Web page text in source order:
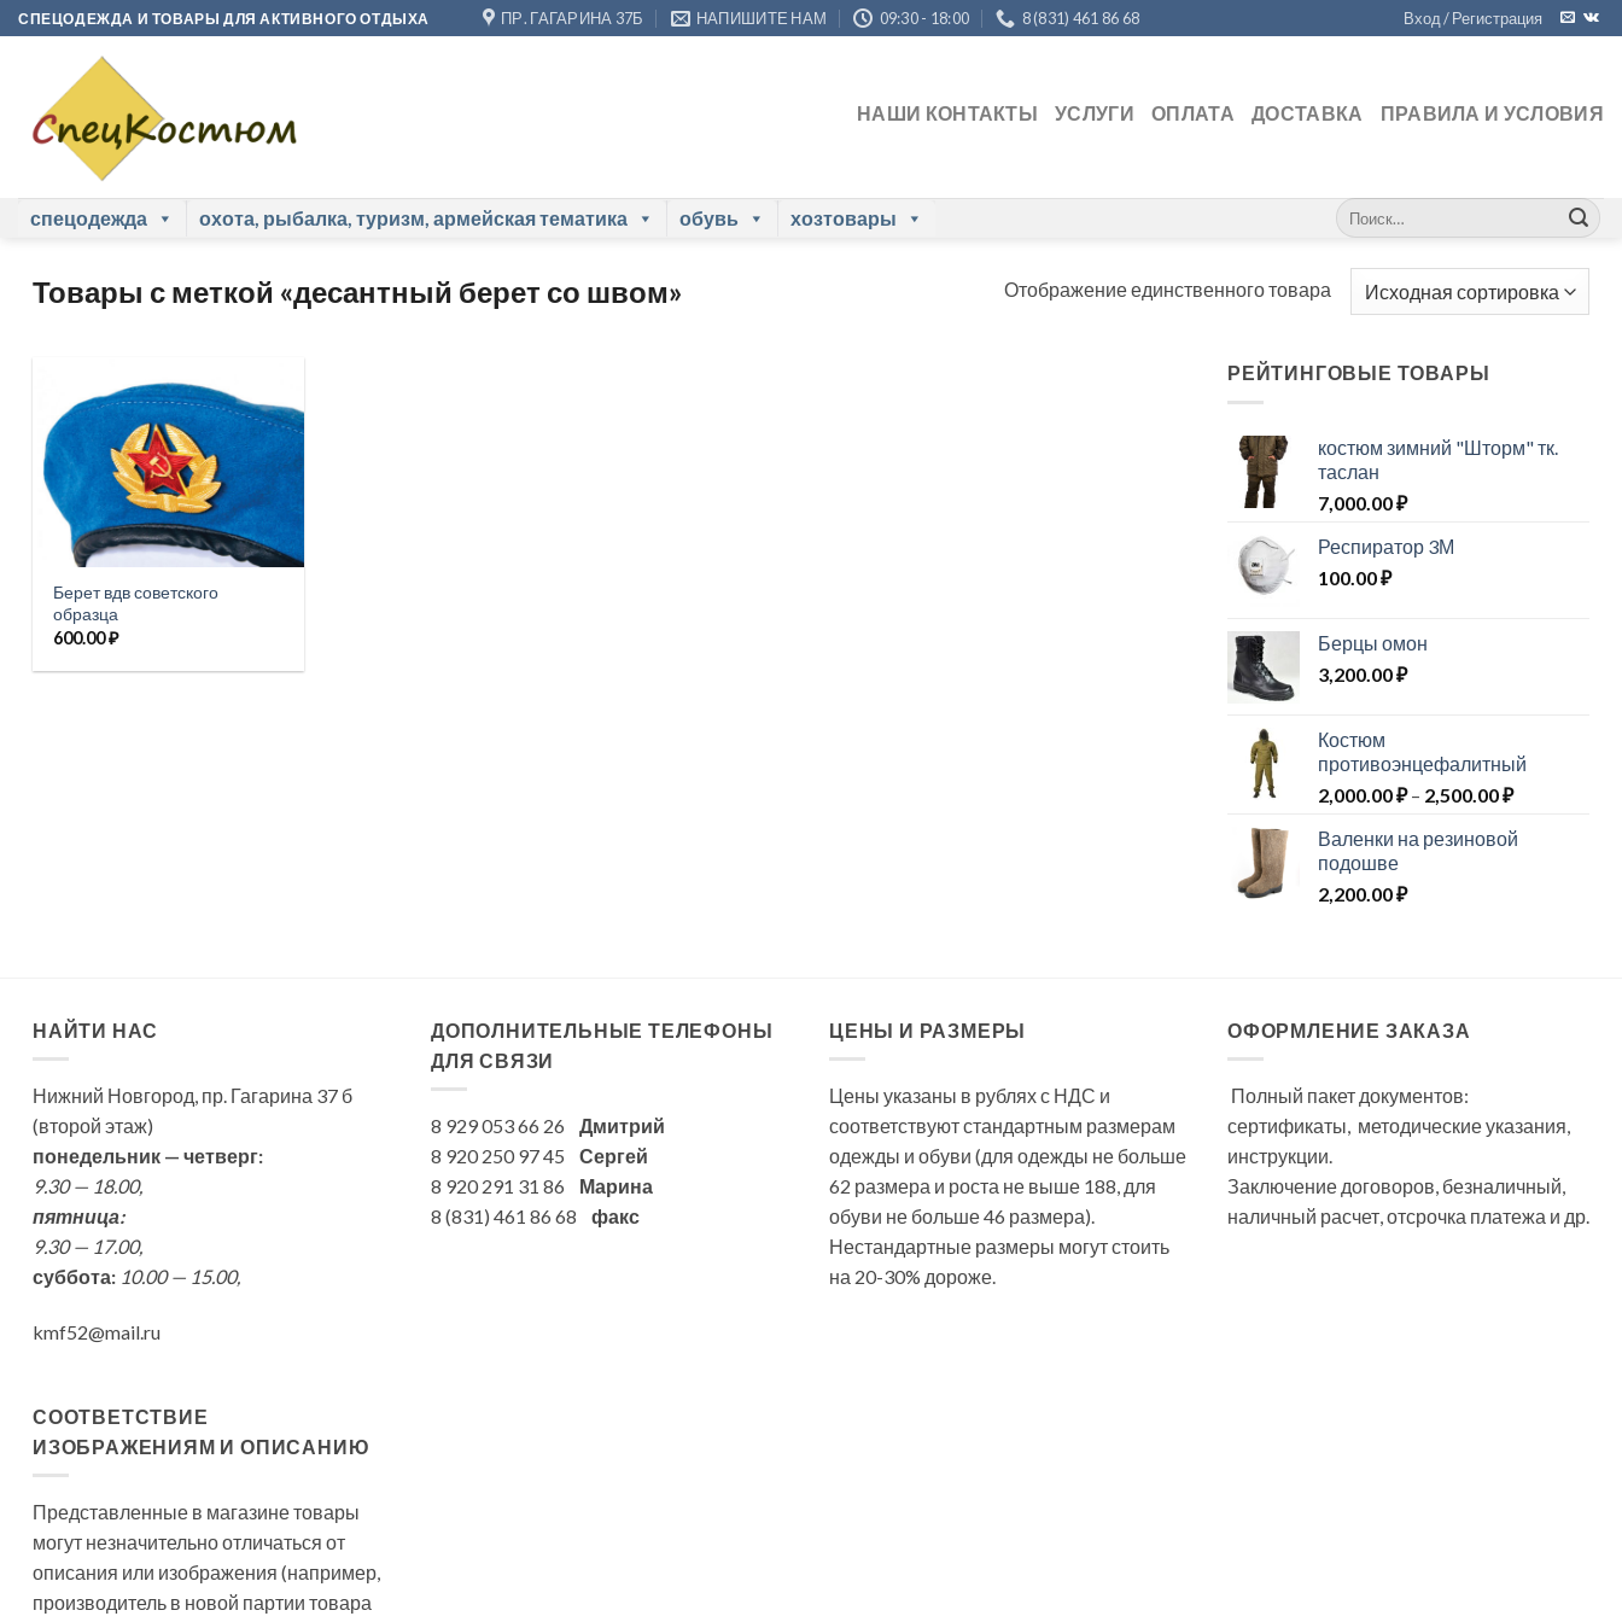
Skip
to
СПЕЦОДЕЖДА И ТОВАРЫ ДЛЯ АКТИВНОГО ОТДЫХА ПР. ГАГАРИНА 37Б НАПИШИТЕ НАМ 09:30 - 18:00 8 (831) 461 86 68 Вход / Регистрация
НАШИ КОНТАКТЫ УСЛУГИ ОПЛАТА ДОСТАВКА ПРАВИЛА И УСЛОВИЯ
спецодежда охота, рыбалка, туризм, армейская тематика обувь хозтовары Искать:
Товары с меткой «десантный берет со швом» Отображение единственного товара
Берет вдв советского
образца
600.00₽
РЕЙТИНГОВЫЕ ТОВАРЫ
костюм зимний "Шторм" тк.
таслан
7,000.00₽
Респиратор 3М
100.00₽
Берцы омон
3,200.00₽
Костюм
противоэнцефалитный
2,000.00₽ – 2,500.00₽Диапазон
2,000.00 ₽
Валенки на резиновой
подошве
2,200.00₽
НАЙТИ НАС
Нижний Новгород, пр. Гагарина 37 б
(второй этаж)
понедельник — четверг:
9.30 — 18.00,
пятница:
9.30 — 17.00,
суббота: 10.00 — 15.00,
kmf52@mail.ru
ДОПОЛНИТЕЛЬНЫЕ ТЕЛЕФОНЫ
ДЛЯ СВЯЗИ
8 929 053 66 26 Дмитрий
8 920 250 97 45 Сергей
8 920 291 31 86 Марина
8 (831) 461 86 68 факс
ЦЕНЫ И РАЗМЕРЫ
Цены указаны в рублях с НДС и
соответствуют стандартным размерам
одежды и обуви (для одежды не больше
62 размера и роста не выше 188, для
обуви не больше 46 размера).
Нестандартные размеры могут стоить
на 20-30% дороже.
ОФОРМЛЕНИЕ ЗАКАЗА
Полный пакет документов:
сертификаты, методические указания,
инструкции.
Заключение договоров, безналичный,
наличный расчет, отсрочка платежа и др.
СООТВЕТСТВИЕ
ИЗОБРАЖЕНИЯМ И ОПИСАНИЮ
Представленные в магазине товары
могут незначительно отличаться от
описания или изображения (например,
производитель в новой партии товара